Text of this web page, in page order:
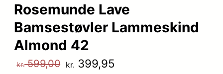
Rosemunde Lave
Bamsestøvler Lammeskind
Almond 42
kr.599,00 D
kr. 399,95